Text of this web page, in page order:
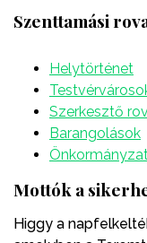
Szenttamási
Helytörténet
Szerkesztő
Barangolások
Mottók a
Higgy a